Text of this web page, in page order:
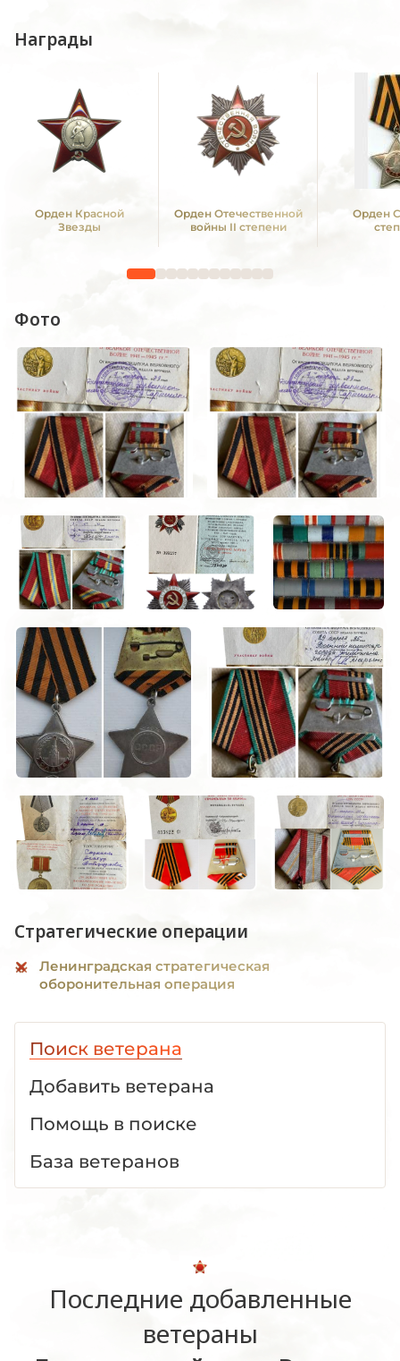
Награды
Орден Красной
Звезды
Орден Отечественной
войны II степени
Орден
Фото
Стратегические операции
Ленинградская стратегическая
оборонительная операция
Поиск ветерана
Добавить ветерана
Помощь в поиске
База ветеранов
Последние добавленные
ветераны